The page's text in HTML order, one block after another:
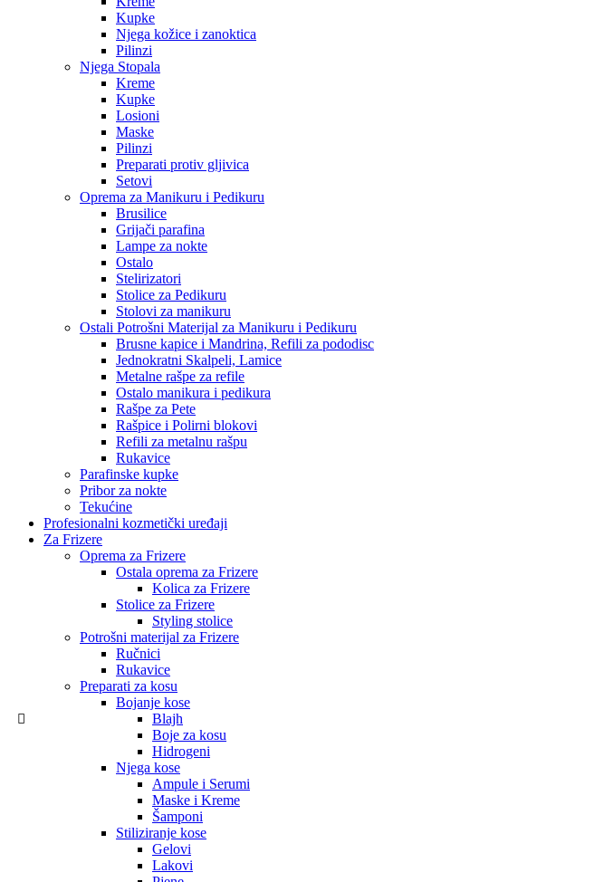
Kupke
Njega kožice i zanoktica
Pilinzi
Njega Stopala
Kreme
Kupke
Losioni
Maske
Pilinzi
Preparati protiv gljivica
Setovi
Oprema za Manikuru i Pedikuru
Brusilice
Grijači parafina
Lampe za nokte
Ostalo
Stelirizatori
Stolice za Pedikuru
Stolovi za manikuru
Ostali Potrošni Materijal za Manikuru i Pedikuru
Brusne kapice i Mandrina, Refili za pododisc
Jednokratni Skalpeli, Lamice
Metalne rašpe za refile
Ostalo manikura i pedikura
Rašpe za Pete
Rašpice i Polirni blokovi
Refili za metalnu rašpu
Rukavice
Parafinske kupke
Pribor za nokte
Tekućine
Profesionalni kozmetički uređaji
Za Frizere
Oprema za Frizere
Ostala oprema za Frizere
Kolica za Frizere
Stolice za Frizere
Styling stolice
Potrošni materijal za Frizere
Ručnici
Rukavice
Preparati za kosu
Bojanje kose
Blajh
Boje za kosu
Hidrogeni
Njega kose
Ampule i Serumi
Maske i Kreme
Šamponi
Stiliziranje kose
Gelovi
Lakovi